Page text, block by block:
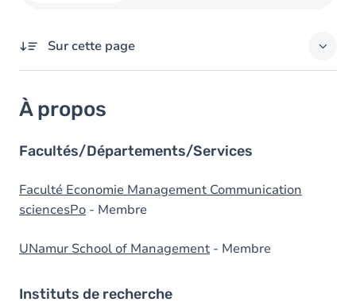
Sur cette page
Domaines d'expertises
Diplômes
À propos
Facultés/Départements/Services
Faculté Economie Management Communication
sciencesPo - Membre
UNamur School of Management - Membre
Instituts de recherche